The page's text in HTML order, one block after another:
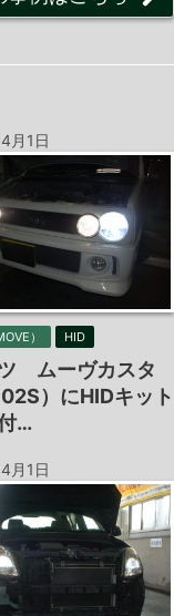
月1日
） HID
ムーヴカスタ
）にHIDキット
…
月1日